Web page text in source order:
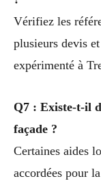
Vérifiez les
plusieurs devis
expérimenté à
Q7 : Existe-t-il
façade ?
Certaines aides
accordées pour